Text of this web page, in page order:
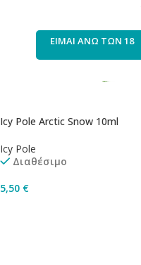
ΕΙΜΑΙ ΑΝΩ ΤΩΝ 18
Icy Pole Arctic Snow 10ml
Icy Pole
Διαθέσιμο
5,50 €